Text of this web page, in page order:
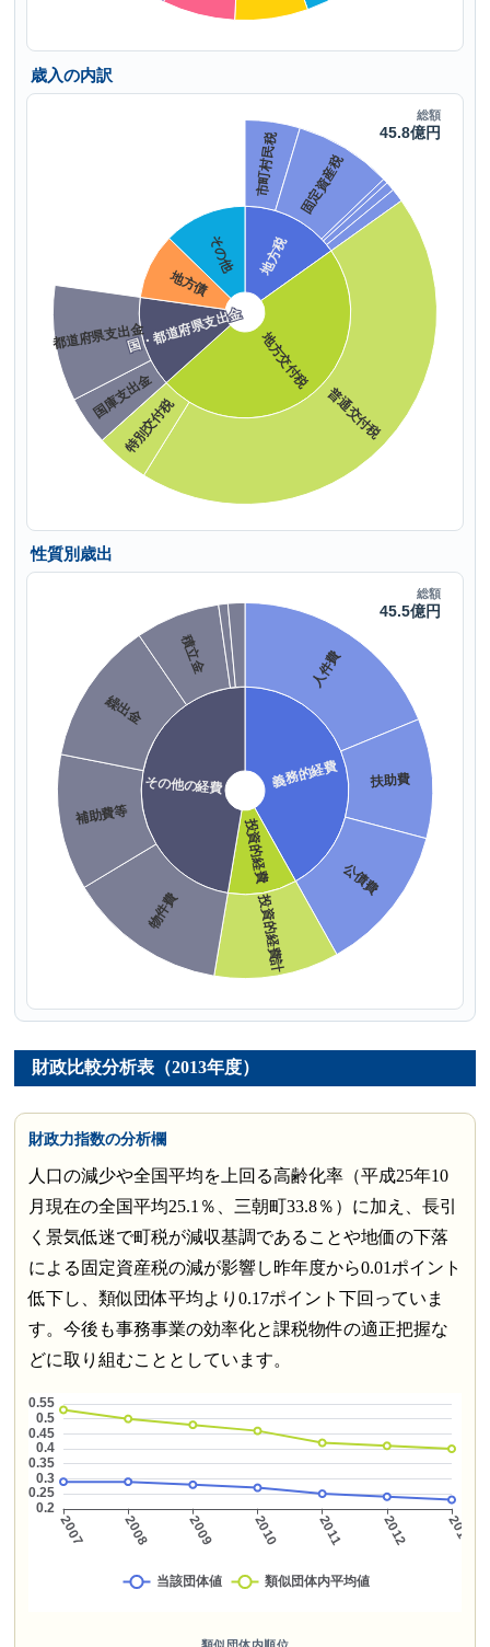
歳入の内訳
性質別歳出
財政比較分析表（2013年度）
財政力指数の分析欄
人口の減少や全国平均を上回る高齢化率（平成25年10
月現在の全国平均25.1％、三朝町33.8％）に加え、長引
く景気低迷で町税が減収基調であることや地価の下落
による固定資産税の減が影響し昨年度から0.01ポイント
低下し、類似団体平均より0.17ポイント下回っていま
す。今後も事務事業の効率化と課税物件の適正把握な
どに取り組むこととしています。